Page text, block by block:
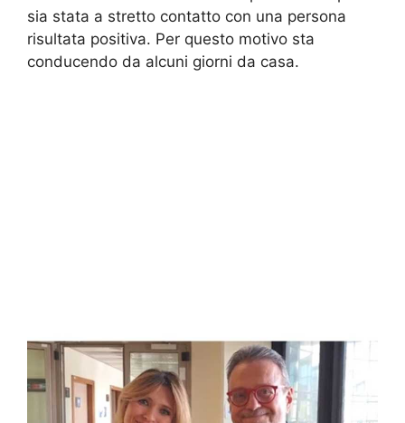
sia stata a stretto contatto con una persona
risultata positiva. Per questo motivo sta
conducendo da alcuni giorni da casa.